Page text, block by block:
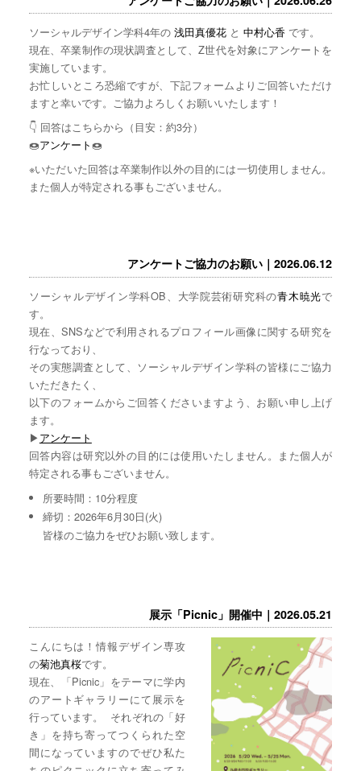
ソーシャルデザイン学科4年の 浅田真優花と 中村心香 です。
現在、卒業制作の現状調査として、Z世代を対象にアンケートを
実施しています。
お忙しいところ恐縮ですが、下記フォームよりご回答いただけ
ますと幸いです。ご協力よろしくお願いいたします！
👇 回答はこちらから（目安：約3分）
🍩アンケート🍩
※いただいた回答は卒業制作以外の目的には一切使用しません。
また個人が特定される事もございません。
アンケートご協力のお願い｜2026.06.12
ソーシャルデザイン学科OB、大学院芸術研究科の青木暁光で
す。
現在、SNSなどで利用されるプロフィール画像に関する研究を
行なっており、
その実態調査として、ソーシャルデザイン学科の皆様にご協力
いただきたく、
以下のフォームからご回答くださいますよう、お願い申し上げ
ます。
▶︎アンケート
回答内容は研究以外の目的には使用いたしません。また個人が
特定される事もございません。
所要時間：10分程度
締切：2026年6月30日(火)
皆様のご協力をぜひお願い致します。
展示「Picnic」開催中｜2026.05.21
こんにちは！情報デザイン専攻
の菊池真桜です。
現在、「Picnic」をテーマに学内
のアートギャラリーにて展示を
行っています。 それぞれの「好
き」を持ち寄ってつくられた空
間になっていますのでぜひ私た